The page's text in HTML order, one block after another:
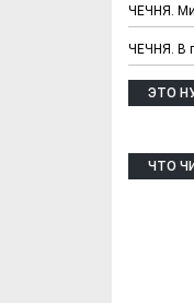
ЧЕЧНЯ.
ЧЕЧНЯ. В
ЭТО
ЧТО